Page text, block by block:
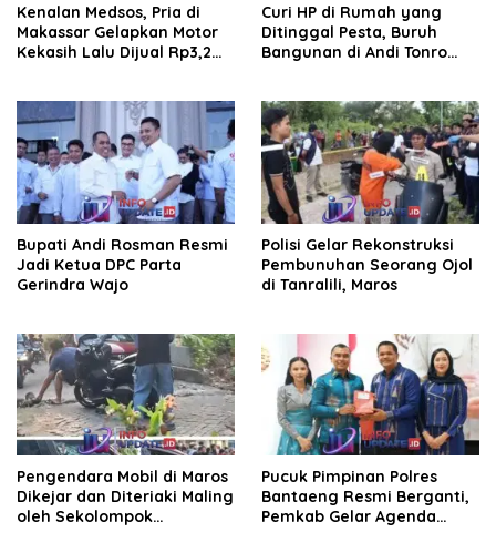
Kenalan Medsos, Pria di
Makassar Gelapkan Motor
Kekasih Lalu Dijual Rp3,2
Curi HP di Rumah yang
Ditinggal Pesta, Buruh
Bangunan di Andi Tonro
Bupati Andi Rosman Resmi
Jadi Ketua DPC Parta
Gerindra Wajo
Polisi Gelar Rekonstruksi
Pembunuhan Seorang Ojol
di Tanralili, Maros
Pengendara Mobil di Maros
Dikejar dan Diteriaki Maling
oleh Sekolompok
Pucuk Pimpinan Polres
Bantaeng Resmi Berganti,
Pemkab Gelar Agenda